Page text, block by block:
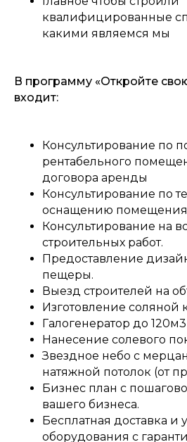
квалифицированные
какими являемся мы
В программу «Откройте
входит:
Консультирование по
рентабельного
договора аренды
Консультирование по
оснащению
Консультирование на
строительных работ.
Предоставление
пещеры.
Выезд строителей на
Изготовление соляной
Галогенератор до 120м3
Нанесение солевого
Звездное небо с
натяжной потолок (от
Бизнес план с
вашего бизнеса.
Бесплатная доставка и
оборудования с